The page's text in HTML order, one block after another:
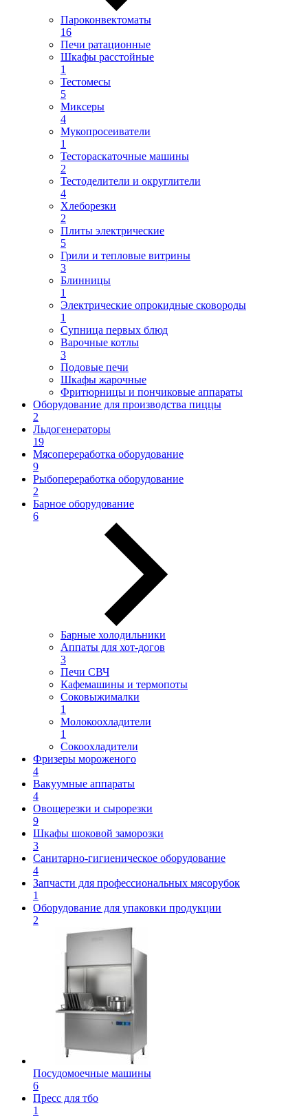
Пароконвектоматы
16
Печи ратационные
Шкафы расстойные
1
Тестомесы
5
Миксеры
4
Мукопросеиватели
1
Тестораскаточные машины
2
Тестоделители и округлители
4
Хлеборезки
2
Плиты электрические
5
Грили и тепловые витрины
3
Блинницы
1
Электрические опрокидные сковороды
1
Супница первых блюд
Варочные котлы
3
Подовые печи
Шкафы жарочные
Фритюрницы и пончиковые аппараты
Оборудование для производства пиццы
2
Льдогенераторы
19
Мясопереработка оборудование
9
Рыбопереработка оборудование
2
Барное оборудование
6
Барные холодильники
Аппаты для хот-догов
3
Печи СВЧ
Кафемашины и термопоты
Соковыжималки
1
Молокоохладители
1
Сокоохладители
Фризеры мороженого
4
Вакуумные аппараты
4
Овощерезки и сырорезки
9
Шкафы шоковой заморозки
3
Санитарно-гигиеническое оборудование
4
Запчасти для профессиональных мясорубок
1
Оборудование для упаковки продукции
2
Посудомоечные машины
6
Пресс для тбо
1